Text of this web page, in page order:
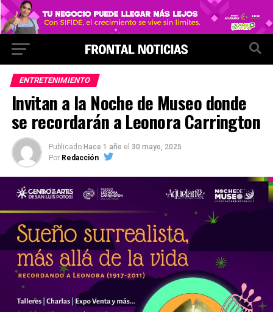
ENTRETENIMIENTO
Invitan a la Noche de Museo donde
se recordarán a Leonora Carrington
Publicado Hace 1 año el 30 mayo, 2025
Por Redacción